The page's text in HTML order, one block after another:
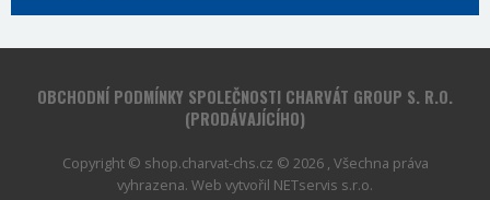
OBCHODNÍ PODMÍNKY SPOLEČNOSTI CHARVÁT GROUP S. R.O.
(PRODÁVAJÍCÍHO)
Copyright © shop.charvat-chs.cz © 2026 , Všechna práva
vyhrazena. Web vytvořil NETservis s.r.o.